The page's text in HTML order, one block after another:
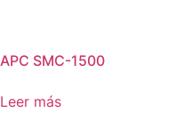
APC SMC-1500
Leer más